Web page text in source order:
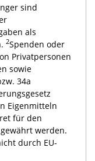
sind
als
2Spenden oder
Privatpersonen
sowie
34a
Eigenmitteln
für den
werden.
durch EU-